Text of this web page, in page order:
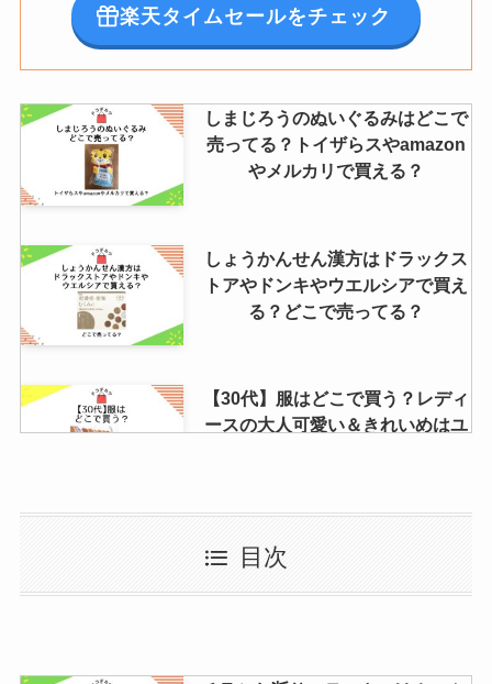
楽天タイムセールをチェック
しまじろうのぬいぐるみはどこで
売ってる？トイザらスやamazon
やメルカリで買える？
しょうかんせん漢方はドラックス
トアやドンキやウエルシアで買え
る？どこで売ってる？
【30代】服はどこで買う？レディ
ースの大人可愛い＆きれいめはユ
ぜ？製造中止？ドラッグストアや
市販で買える代替薬はある？
タルト生地は市販のスーパーやカ
目次